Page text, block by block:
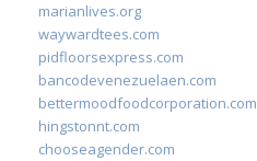
marianlives.org
waywardtees.com
pidfloorsexpress.com
bancodevenezuelaen.com
bettermoodfoodcorporation.com
hingstonnt.com
chooseagender.com